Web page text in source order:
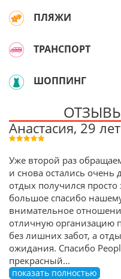
ПЛЯЖИ
ТРАНСПОРТ
ШОППИНГ
Анастасия, 29 лет
Уже второй раз
и снова остались
отдых получился
большое спасибо
внимательное
отличную организацию
без лишних забот, а
ожидания. Спасибо
прекрасный...
показать полностью